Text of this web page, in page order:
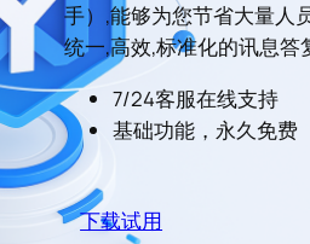
手）,能够为您节省大量人
统一,高效,标准化的讯息答
7/24客服在线支持
基础功能，永久免费
下载试用